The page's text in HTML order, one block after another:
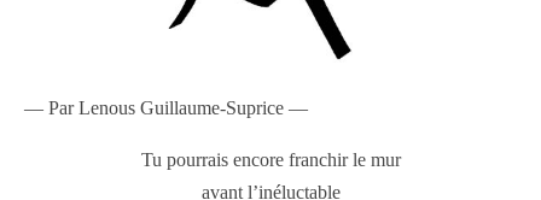
— ParLenous Guillaume-Suprice —
Tu pourrais encore franchir le mur
avant l’inéluctable